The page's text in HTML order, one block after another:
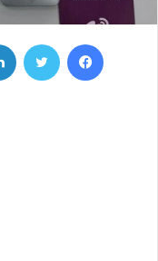
فيسبوك تويتر